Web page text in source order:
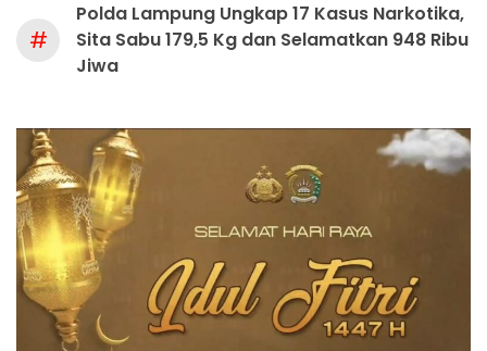
#
Polda Lampung Ungkap 17 Kasus Narkotika,
Sita Sabu 179,5 Kg dan Selamatkan 948 Ribu
Jiwa